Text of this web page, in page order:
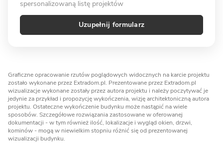
spersonalizowaną listę projektów
Uzupełnij formularz
Graficzne opracowanie rzutów poglądowych widocznych na karcie projektu
zostało wykonane przez Extradom.pl. Prezentowane przez Extradom.pl
wizualizacje wykonane zostały przez autora projektu i należy poczytywać je
jedynie za przykład i propozycję wykończenia, wizję architektoniczną autora
projektu. Ostateczne wykończenie budynku może nastąpić na wiele
sposobów. Szczegółowe rozwiązania zastosowane w oferowanej
dokumentacji - w tym również ilość, lokalizacje i wygląd okien, drzwi,
kominów - mogą w niewielkim stopniu różnić się od prezentowanej
wizualizacji budynku.